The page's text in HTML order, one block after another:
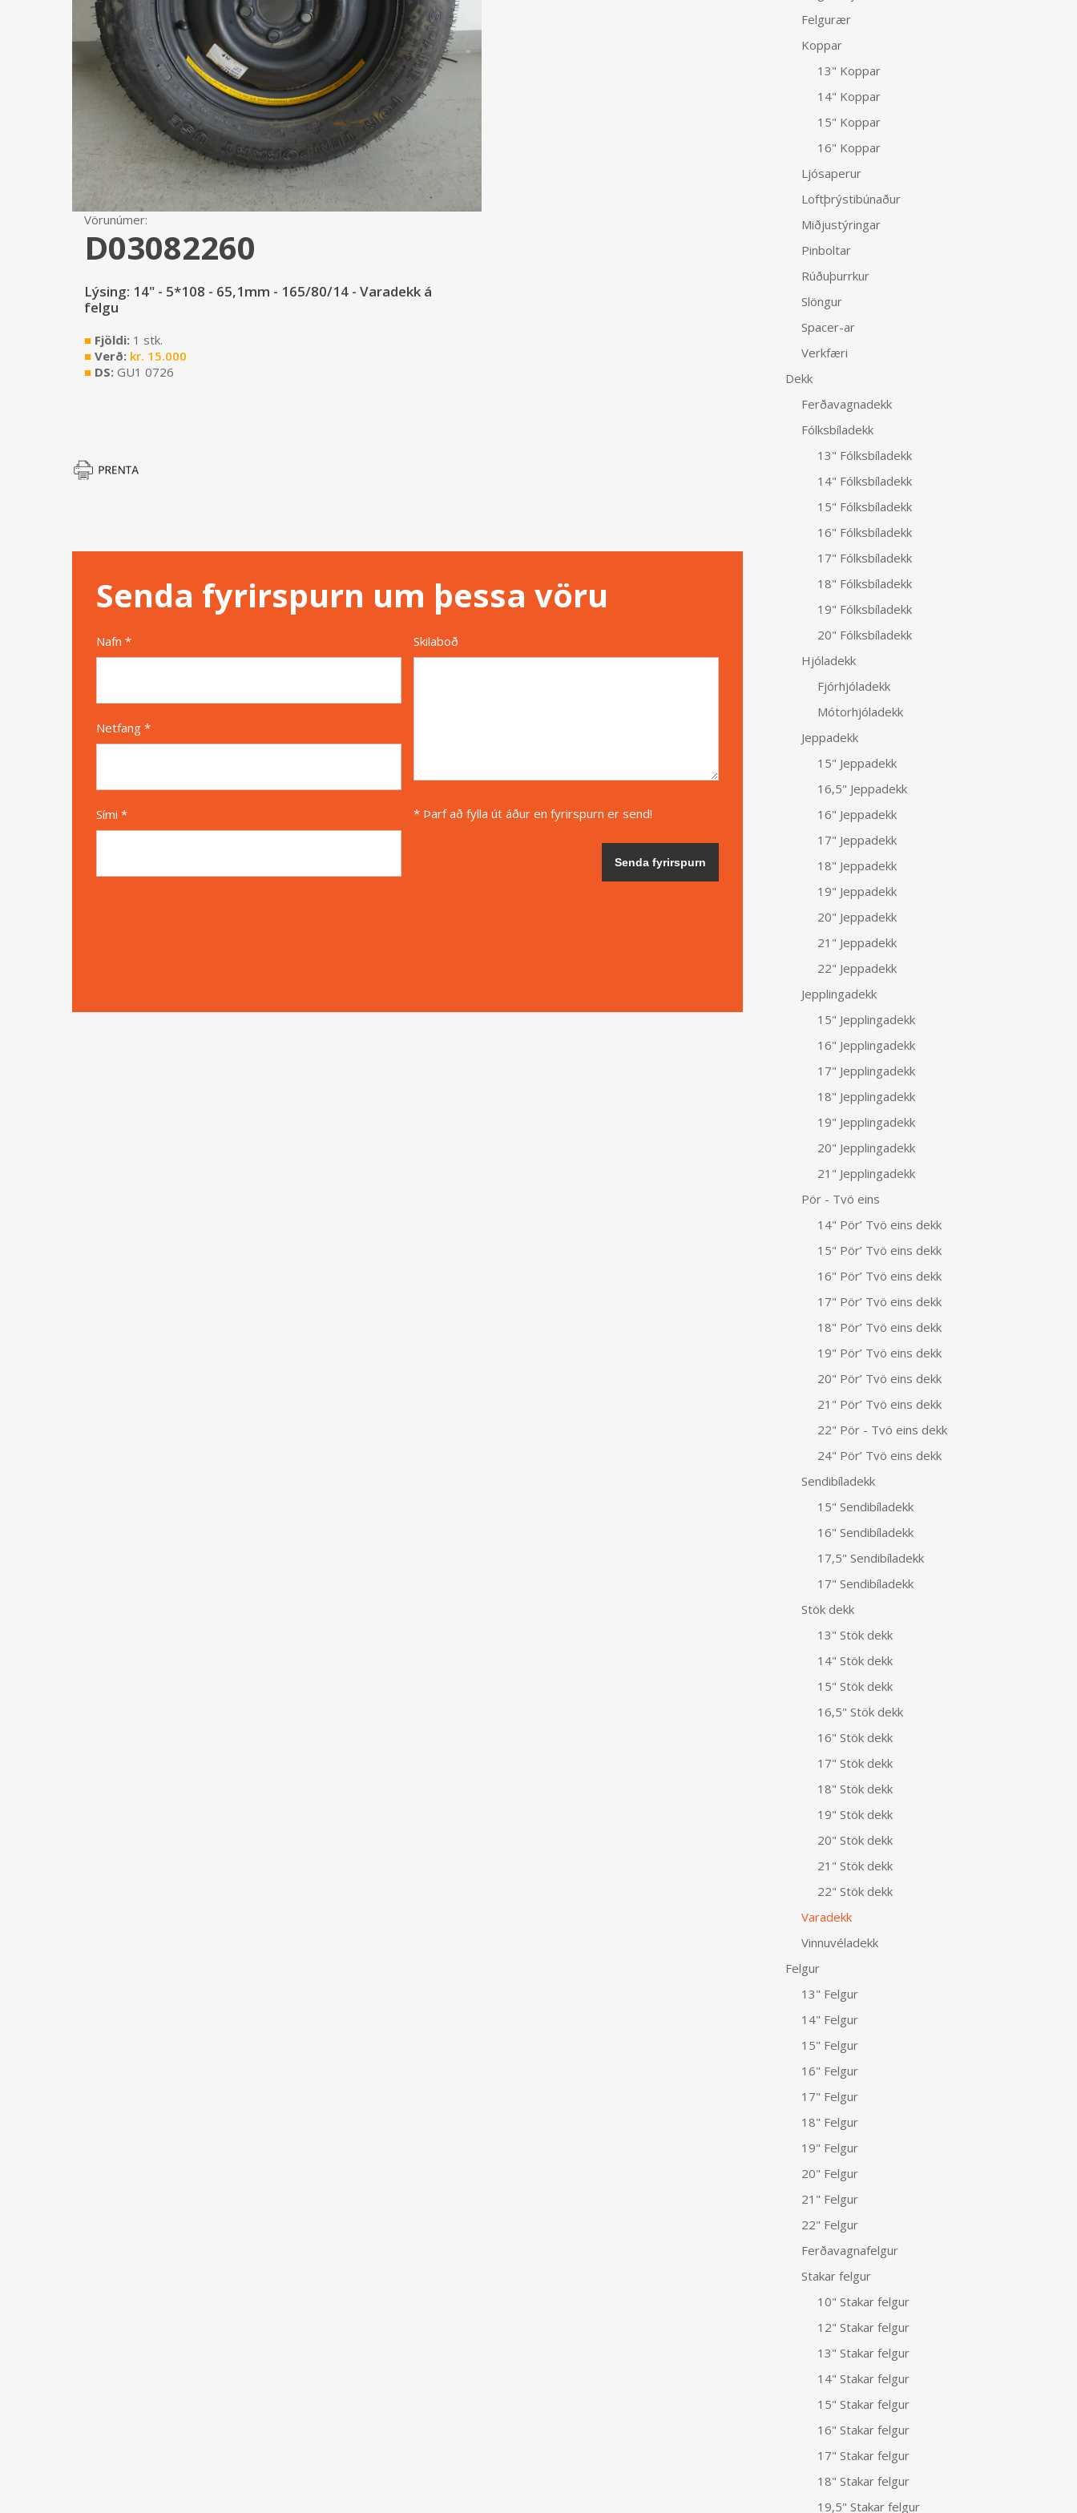
Vörunúmer:
D03082260
Lýsing: 14" - 5*108 - 65,1mm - 165/80/14 - Varadekk á
felgu
■ Fjöldi: 1 stk.
■ Verð: kr. 15.000
■ DS: GU1 0726
Senda fyrirspurn um þessa vöru
Nafn *
Netfang *
Sími *
Skilaboð
* Þarf að fylla út áður en fyrirspurn er send!
Felgurær
Koppar
13" Koppar
14" Koppar
15" Koppar
16" Koppar
Ljósaperur
Loftþrýstibúnaður
Miðjustýringar
Pinboltar
Rúðuþurrkur
Slöngur
Spacer-ar
Verkfæri
Dekk
Ferðavagnadekk
Fólksbíladekk
13" Fólksbíladekk
14" Fólksbíladekk
15" Fólksbíladekk
16" Fólksbíladekk
17" Fólksbíladekk
18" Fólksbíladekk
19" Fólksbíladekk
20" Fólksbíladekk
Hjóladekk
Fjórhjóladekk
Mótorhjóladekk
Jeppadekk
15" Jeppadekk
16,5" Jeppadekk
16" Jeppadekk
17" Jeppadekk
18" Jeppadekk
19" Jeppadekk
20" Jeppadekk
21" Jeppadekk
22" Jeppadekk
Jepplingadekk
15" Jepplingadekk
16" Jepplingadekk
17" Jepplingadekk
18" Jepplingadekk
19" Jepplingadekk
20" Jepplingadekk
21" Jepplingadekk
Pör - Tvö eins
14" Pör’ Tvö eins dekk
15" Pör’ Tvö eins dekk
16" Pör’ Tvö eins dekk
17" Pör’ Tvö eins dekk
18" Pör’ Tvö eins dekk
19" Pör’ Tvö eins dekk
20" Pör’ Tvö eins dekk
21" Pör’ Tvö eins dekk
22" Pör - Tvö eins dekk
24" Pör’ Tvö eins dekk
Sendibíladekk
15" Sendibíladekk
16" Sendibíladekk
17,5" Sendibíladekk
17" Sendibíladekk
Stök dekk
13" Stök dekk
14" Stök dekk
15" Stök dekk
16,5" Stök dekk
16" Stök dekk
17" Stök dekk
18" Stök dekk
19" Stök dekk
20" Stök dekk
21" Stök dekk
22" Stök dekk
Varadekk
Vinnuvéladekk
Felgur
13" Felgur
14" Felgur
15" Felgur
16" Felgur
17" Felgur
18" Felgur
19" Felgur
20" Felgur
21" Felgur
22" Felgur
Ferðavagnafelgur
Stakar felgur
10" Stakar felgur
12" Stakar felgur
13" Stakar felgur
14" Stakar felgur
15" Stakar felgur
16" Stakar felgur
17" Stakar felgur
18" Stakar felgur
19,5" Stakar felgur